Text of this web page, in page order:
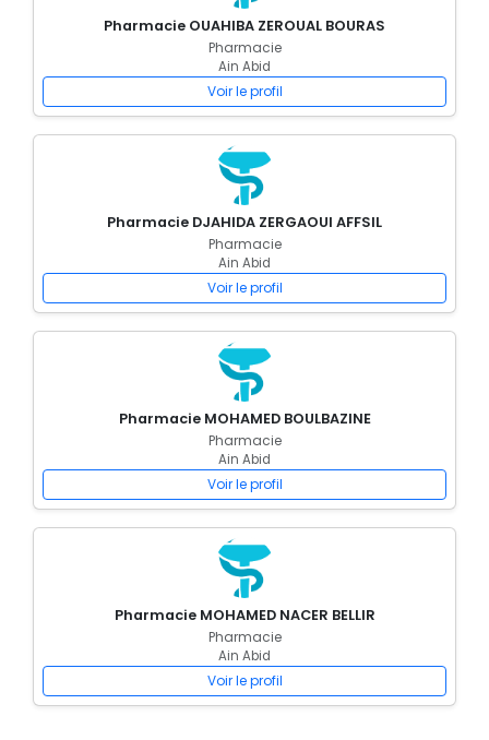
Pharmacie OUAHIBA ZEROUAL BOURAS
Pharmacie
Ain Abid
Voir le profil
Pharmacie DJAHIDA ZERGAOUI AFFSIL
Pharmacie
Ain Abid
Voir le profil
Pharmacie MOHAMED BOULBAZINE
Pharmacie
Ain Abid
Voir le profil
Pharmacie MOHAMED NACER BELLIR
Pharmacie
Ain Abid
Voir le profil